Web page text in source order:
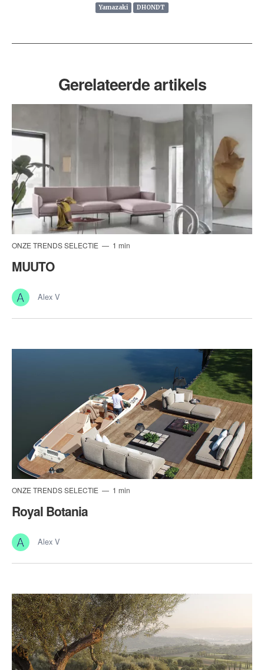
Yamazaki DHONDT
Gerelateerde artikels
ONZE TRENDS SELECTIE 1 min
MUUTO
Alex V
ONZE TRENDS SELECTIE 1 min
Royal Botania
Alex V